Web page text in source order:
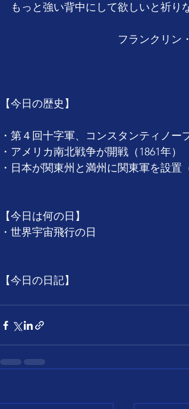
もっと強い背中にして欲しいと祈り
フランクリン・ルーズベ
アメリカ
【今日の歴史】
・第４回十字軍、コンスタンティノー
・アメリカ南北戦争が開戦（1861年）
・日本が関東州と満州に関東軍を設置
【今日は何の日】
・世界宇宙飛行の日
【今日の日記】